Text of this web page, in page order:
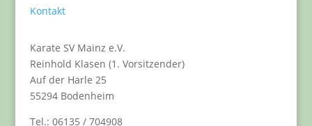
Kontakt
Karate SV Mainz e.V.
Reinhold Klasen (1. Vorsitzender)
Auf der Harle 25
55294 Bodenheim
Tel.: 06135 / 704908